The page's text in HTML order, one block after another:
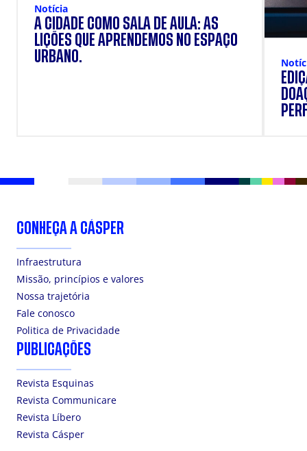
Notícia
A CIDADE COMO SALA DE AULA: AS
LIÇÕES QUE APRENDEMOS NO ESPAÇO
URBANO.
CONHEÇA A CÁSPER
Infraestrutura
Missão, princípios e valores
Nossa trajetória
Fale conosco
Politica de Privacidade
PUBLICAÇÕES
Revista Esquinas
Revista Communicare
Revista Líbero
Revista Cásper